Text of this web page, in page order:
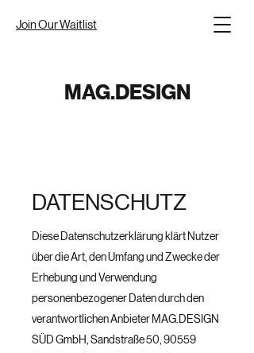
Join Our Waitlist
MAG.DESIGN
DATENSCHUTZ
Diese Datenschutzerklärung klärt Nutzer
über die Art, den Umfang und Zwecke der
Erhebung und Verwendung
personenbezogener Daten durch den
verantwortlichen Anbieter MAG.DESIGN
SÜD GmbH, Sandstraße 50, 90559